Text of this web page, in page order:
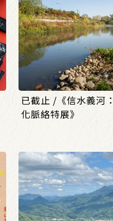
已截止 /《信水義河
化脈絡特展》